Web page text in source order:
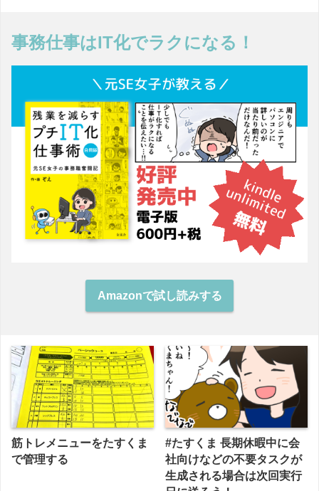
事務仕事はIT化でラクになる！
Amazonで試し読みする
筋トレメニューをたすくま
で管理する
#たすくま 長期休暇中に会
社向けなどの不要タスクが
生成される場合は次回実行